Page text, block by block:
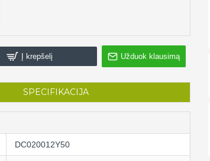
Į krepšelį Užduok klausimą
SPECIFIKACIJA
DC020012Y50